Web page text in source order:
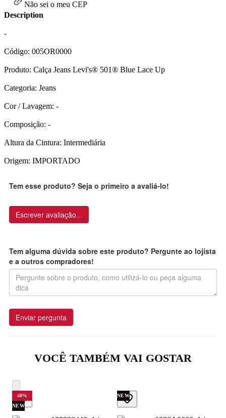
Não sei o meu CEP
Description
-
Código: 005OR0000
Produto: Calça Jeans Levi's® 501® Blue Lace Up
Categoria: Jeans
Cor / Lavagem: -
Composição: -
Altura da Cintura: Intermediária
Origem: IMPORTADO
Tem esse produto? Seja o primeiro a avaliá-lo!
Escrever avaliação...
Tem alguma dúvida sobre este produto? Pergunte ao lojista
e a outros compradores!
Enviar pergunta
VOCÊ TAMBÉM VAI GOSTAR
40%
NEW
NEW